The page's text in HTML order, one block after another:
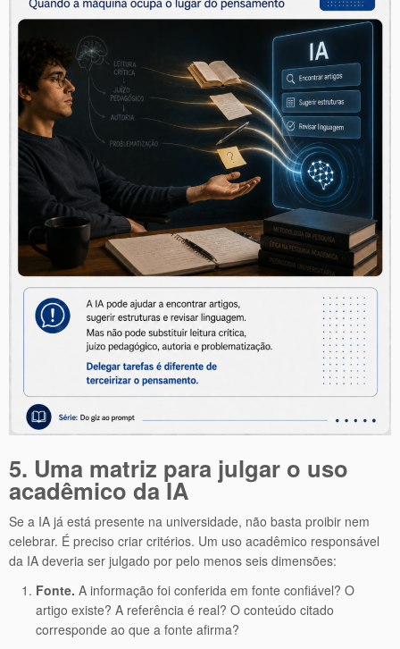
5. Uma matriz para julgar o uso
acadêmico da IA
Se a IA já está presente na universidade, não basta proibir nem
celebrar. É preciso criar critérios. Um uso acadêmico responsável
da IA deveria ser julgado por pelo menos seis dimensões:
Fonte. A informação foi conferida em fonte confiável? O
artigo existe? A referência é real? O conteúdo citado
corresponde ao que a fonte afirma?